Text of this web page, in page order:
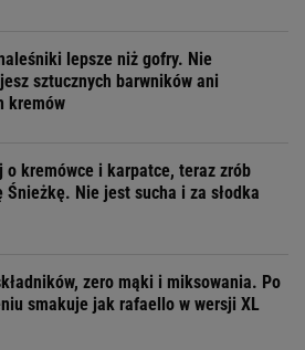
lepsze niż gofry. Nie
sztucznych barwników ani
kremów
o kremówce i karpatce, teraz zrób
Śnieżkę. Nie jest sucha i za słodka
zero mąki i miksowania. Po
smakuje jak rafaello w wersji XL